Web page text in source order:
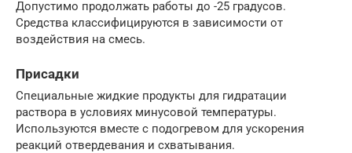
Допустимо продолжать работы до -25 градусов.
Средства классифицируются в зависимости от
воздействия на смесь.
Присадки
Специальные жидкие продукты для гидратации
раствора в условиях минусовой температуры.
Используются вместе с подогревом для ускорения
реакций отвердевания и схватывания.